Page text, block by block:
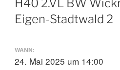
H40 2.VL BW
Eigen-Stadtwald 2
WANN:
24. Mai 2025 um 14:00